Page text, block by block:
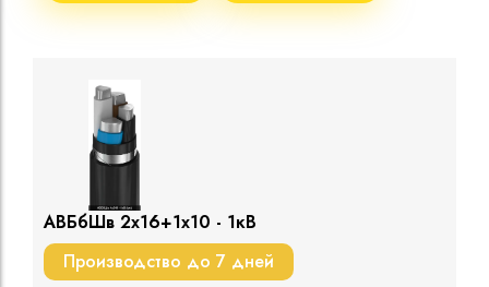
АВБбШв 2х16+1х10 - 1кВ
Производство до 7 дней